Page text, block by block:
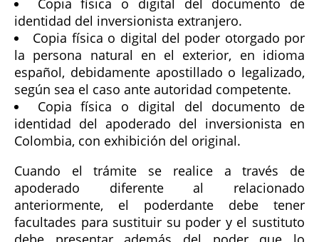
Copia física o digital del documento de
identidad del inversionista extranjero.
Copia física o digital del poder otorgado por
la persona natural en el exterior, en idioma
español, debidamente apostillado o legalizado,
según sea el caso ante autoridad competente.
Copia física o digital del documento de
identidad del apoderado del inversionista en
Colombia, con exhibición del original.
Cuando el trámite se realice a través de
apoderado diferente al relacionado
anteriormente, el poderdante debe tener
facultades para sustituir su poder y el sustituto